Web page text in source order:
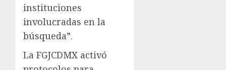
instituciones
involucradas en la
búsqueda”.
La FGJCDMX activó